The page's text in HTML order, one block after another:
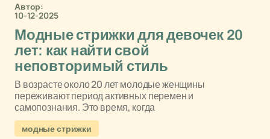
Автор:
10-12-2025
Модные стрижки для девочек 20
лет: как найти свой
неповторимый стиль
В возрасте около 20 лет молодые женщины
переживают период активных перемен и
самопознания. Это время, когда
модные стрижки